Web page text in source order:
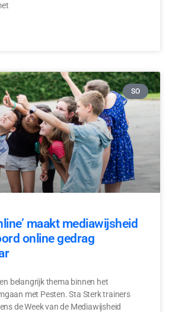
SO
maakt mediawijsheid
online gedrag
belangrijk thema binnen het
met Pesten. Sta Sterk trainers
de Week van de Mediawijsheid